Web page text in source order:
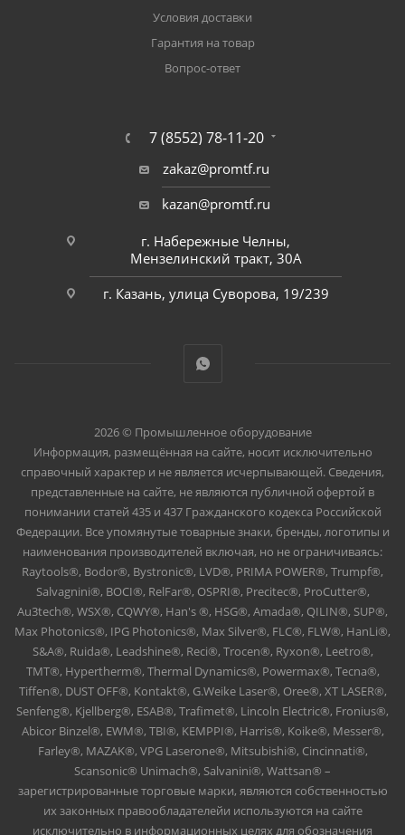
Условия доставки
Гарантия на товар
Вопрос-ответ
7 (8552) 78-11-20
zakaz@promtf.ru
kazan@promtf.ru
г. Набережные Челны,
Мензелинский тракт, 30А
г. Казань, улица Суворова, 19/239
2026 © Промышленное оборудование
Информация, размещённая на сайте, носит исключительно
справочный характер и не является исчерпывающей. Сведения,
представленные на сайте, не являются публичной офертой в
понимании статей 435 и 437 Гражданского кодекса Российской
Федерации. Все упомянутые товарные знаки, бренды, логотипы и
наименования производителей включая, но не ограничиваясь:
Raytools®, Bodor®, Bystronic®, LVD®, PRIMA POWER®, Trumpf®,
Salvagnini®, BOCI®, RelFar®, OSPRI®, Precitec®, ProCutter®,
Au3tech®, WSX®, CQWY®, Han's ®, HSG®, Amada®, QILIN®, SUP®,
Max Photonics®, IPG Photonics®, Max Silver®, FLC®, FLW®, HanLi®,
S&A®, Ruida®, Leadshine®, Reci®, Trocen®, Ryxon®, Leetro®,
TMT®, Hypertherm®, Thermal Dynamics®, Powermax®, Tecna®,
Tiffen®, DUST OFF®, Kontakt®, G.Weike Laser®, Oree®, XT LASER®,
Senfeng®, Kjellberg®, ESAB®, Trafimet®, Lincoln Electric®, Fronius®,
Abicor Binzel®, EWM®, TBI®, KEMPPI®, Harris®, Koike®, Messer®,
Farley®, MAZAK®, VPG Laserone®, Mitsubishi®, Cincinnati®,
Scansonic® Unimach®, Salvanini®, Wattsan® –
зарегистрированные торговые марки, являются собственностью
их законных правообладателейи используются на сайте
исключительно в информационных целях для обозначения